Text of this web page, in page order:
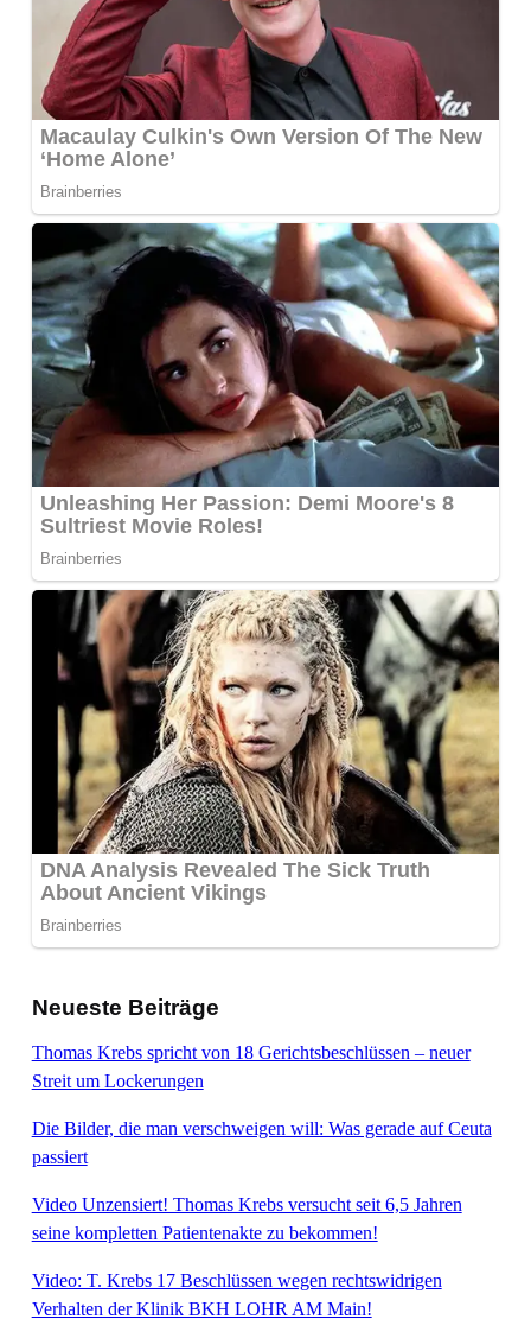
Neueste Beiträge
Thomas Krebs spricht von 18 Gerichtsbeschlüssen – neuer
Streit um Lockerungen
Die Bilder, die man verschweigen will: Was gerade auf Ceuta
passiert
Video Unzensiert! Thomas Krebs versucht seit 6,5 Jahren
seine kompletten Patientenakte zu bekommen!
Video: T. Krebs 17 Beschlüssen wegen rechtswidrigen
Verhalten der Klinik BKH LOHR AM Main!